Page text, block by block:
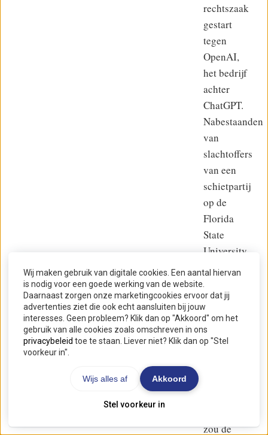
rechtszaak
gestart
tegen
OpenAI,
het bedrijf
achter
ChatGPT.
Nabestaanden
van
slachtoffers
van een
schietpartij
op de
Florida
State
University
stellen dat
de chatbot
een rol
speelde bij
het
voorbereiden
zou de
Wij maken gebruik van digitale cookies. Een aantal hiervan
is nodig voor een goede werking van de website.
Daarnaast zorgen onze marketingcookies ervoor dat jij
advertenties ziet die ook echt aansluiten bij jouw
interesses. Geen probleem? Klik dan op "Akkoord" om het
gebruik van alle cookies zoals omschreven in ons
privacybeleid toe te staan. Liever niet? Klik dan op "Stel
voorkeur in".
Stel voorkeur in
Wijs alles af Akkoord